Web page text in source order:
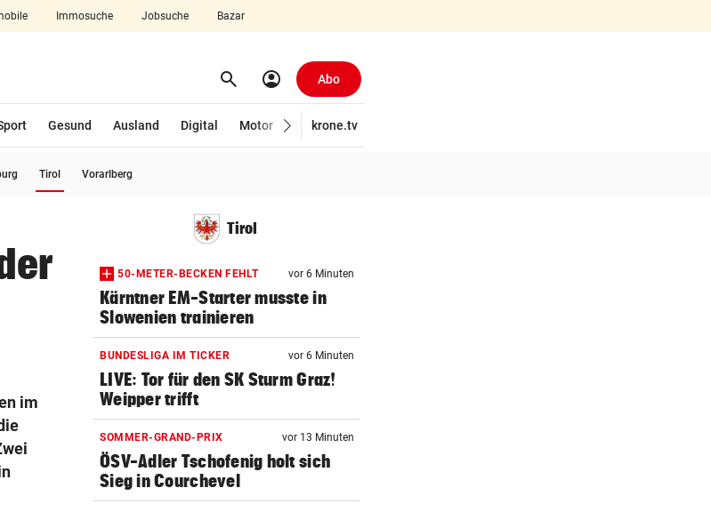
Immosuche Jobsuche Bazar
search Suchen
account_circle Abo
Gesund Ausland Digital Motor Wirtschaft
krone.tv
Tirol Vorarlberg
im
Tirol
50-METER-BECKEN FEHLT vor 6 Minuten
Kärntner EM-Starter musste in
Slowenien trainieren
BUNDESLIGA IM TICKER vor 6 Minuten
LIVE: Tor für den SK Sturm Graz!
Weipper trifft
SOMMER-GRAND-PRIX vor 13 Minuten
ÖSV-Adler Tschofenig holt sich
Sieg in Courchevel